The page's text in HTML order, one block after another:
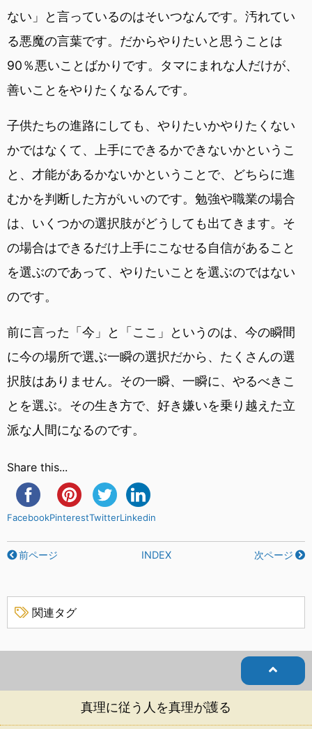
ない」と言っているのはそいつなんです。汚れてい
る悪魔の言葉です。だからやりたいと思うことは
90％悪いことばかりです。タマにまれな人だけが、
善いことをやりたくなるんです。
子供たちの進路にしても、やりたいかやりたくない
かではなくて、上手にできるかできないかというこ
と、才能があるかないかということで、どちらに進
むかを判断した方がいいのです。勉強や職業の場合
は、いくつかの選択肢がどうしても出てきます。そ
の場合はできるだけ上手にこなせる自信があること
を選ぶのであって、やりたいことを選ぶのではない
のです。
前に言った「今」と「ここ」というのは、今の瞬間
に今の場所で選ぶ一瞬の選択だから、たくさんの選
択肢はありません。その一瞬、一瞬に、やるべきこ
とを選ぶ。その生き方で、好き嫌いを乗り越えた立
派な人間になるのです。
Share this...
FacebookPinterestTwitterLinkedin
前ページ INDEX 次ページ
関連タグ
真理に従う人を真理が護る